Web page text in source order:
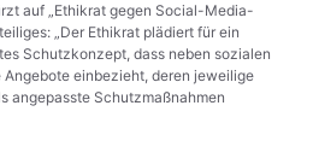
auf „Ethikrat gegen Social-Media-
„Der Ethikrat plädiert für ein
Schutzkonzept, dass neben sozialen
einbezieht, deren jeweilige
angepasste Schutzmaßnahmen